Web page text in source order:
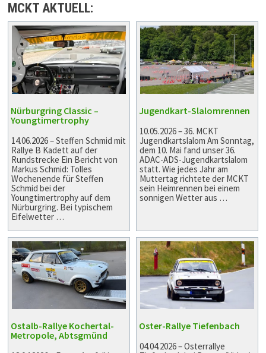
MCKT AKTUELL:
Nürburgring Classic –
Youngtimertrophy
14.06.2026 – Steffen Schmid mit
Rallye B Kadett auf der
Rundstrecke Ein Bericht von
Markus Schmid: Tolles
Wochenende für Steffen
Schmid bei der
Youngtimertrophy auf dem
Nürburgring. Bei typischem
Eifelwetter …
Jugendkart-Slalomrennen
10.05.2026 – 36. MCKT
Jugendkartslalom Am Sonntag,
dem 10. Mai fand unser 36.
ADAC-ADS-Jugendkartslalom
statt. Wie jedes Jahr am
Muttertag richtete der MCKT
sein Heimrennen bei einem
sonnigen Wetter aus …
Ostalb-Rallye Kochertal-
Metropole, Abtsgmünd
Oster-Rallye Tiefenbach
04.04.2026 – Osterrallye